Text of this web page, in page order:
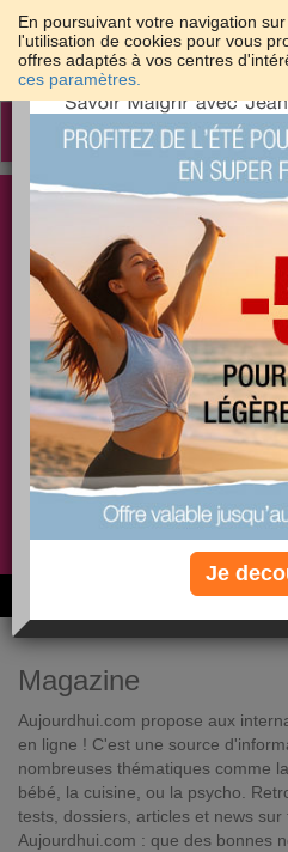
En poursuivant votre navigation
l'utilisation de cookies pour vous
offres adaptés à vos centres
ces paramètres.
Toggle
Les meilleures solutions
dans sa
PLUS
EFFICACE
Non, je préfère
6M de personnes ont maigri et
Magazine
Aujourdhui.com propose aux
en ligne ! C'est une source
nombreuses thématiques comme
bébé, la cuisine, ou la psycho.
tests, dossiers, articles et news sur
Aujourdhui.com : que des bonnes
Je